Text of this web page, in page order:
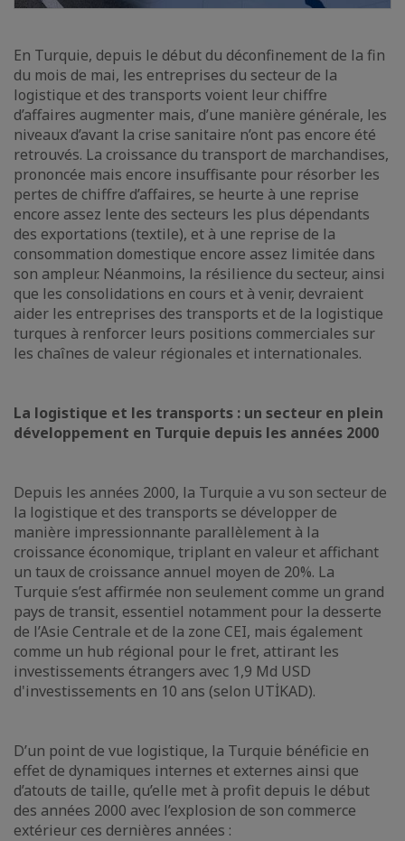
En Turquie, depuis le début du déconfinement de la fin
du mois de mai, les entreprises du secteur de la
logistique et des transports voient leur chiffre
d’affaires augmenter mais, d’une manière générale, les
niveaux d’avant la crise sanitaire n’ont pas encore été
retrouvés. La croissance du transport de marchandises,
prononcée mais encore insuffisante pour résorber les
pertes de chiffre d’affaires, se heurte à une reprise
encore assez lente des secteurs les plus dépendants
des exportations (textile), et à une reprise de la
consommation domestique encore assez limitée dans
son ampleur. Néanmoins, la résilience du secteur, ainsi
que les consolidations en cours et à venir, devraient
aider les entreprises des transports et de la logistique
turques à renforcer leurs positions commerciales sur
les chaînes de valeur régionales et internationales.
La logistique et les transports : un secteur en plein
développement en Turquie depuis les années 2000
Depuis les années 2000, la Turquie a vu son secteur de
la logistique et des transports se développer de
manière impressionnante parallèlement à la
croissance économique, triplant en valeur et affichant
un taux de croissance annuel moyen de 20%. La
Turquie s’est affirmée non seulement comme un grand
pays de transit, essentiel notamment pour la desserte
de l’Asie Centrale et de la zone CEI, mais également
comme un hub régional pour le fret, attirant les
investissements étrangers avec 1,9 Md USD
d'investissements en 10 ans (selon UTİKAD).
D’un point de vue logistique, la Turquie bénéficie en
effet de dynamiques internes et externes ainsi que
d’atouts de taille, qu’elle met à profit depuis le début
des années 2000 avec l’explosion de son commerce
extérieur ces dernières années :